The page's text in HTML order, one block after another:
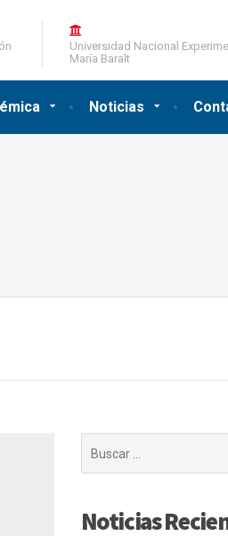
Noticias
Universidad Nacional
María Baralt
Noticias